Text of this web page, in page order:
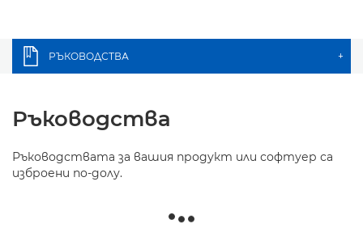
РЪКОВОДСТВА +
Ръководства
Ръководствата за вашия продукт или софтуер са
изброени по-долу.